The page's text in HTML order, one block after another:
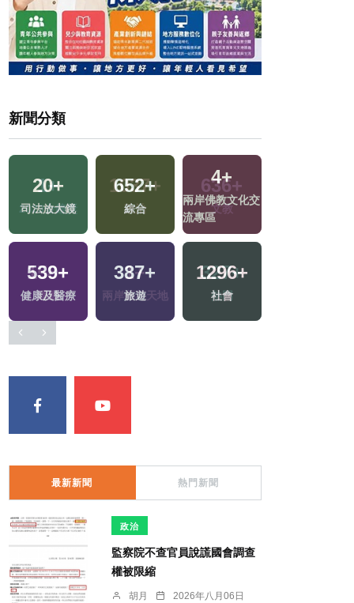
新聞分類
20+
司法放大鏡
652+
綜合
4+
兩岸佛教文化交
流專區
539+
健康及醫療
387+
旅遊
1296+
社會
最新新聞 熱門新聞
政治
監察院不查官員說謊國會調查
權被限縮
胡月
2026年八月06日